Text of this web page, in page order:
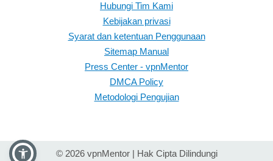
Hubungi Tim Kami
Kebijakan privasi
Syarat dan ketentuan Penggunaan
Sitemap Manual
Press Center - vpnMentor
DMCA Policy
Metodologi Pengujian
© 2026 vpnMentor | Hak Cipta Dilindungi